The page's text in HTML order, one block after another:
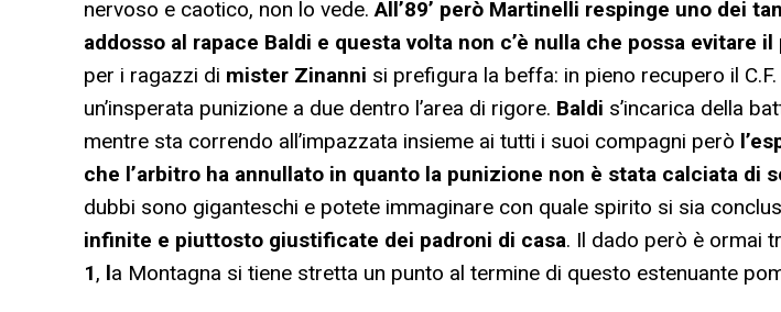
nervoso e caotico, non lo vede.All’89’ però Martinelli respinge uno dei
addosso al rapace Baldi e questa volta non c’è nulla che possa evitare il
per i ragazzi di mister Zinanni si prefigura la beffa: in pieno recupero il
un’insperata punizione a due dentro l’area di rigore. Baldi s’incarica della
mentre sta correndo all’impazzata insieme ai tutti i suoi compagni però
che l’arbitro ha annullato in quanto la punizione non è stata calciata di
dubbi sono giganteschi e potete immaginare con quale spirito si sia
infinite e piuttosto giustificate dei padroni di casa. Il dado però è ormai
1, la Montagna si tiene stretta un punto al termine di questo estenuante